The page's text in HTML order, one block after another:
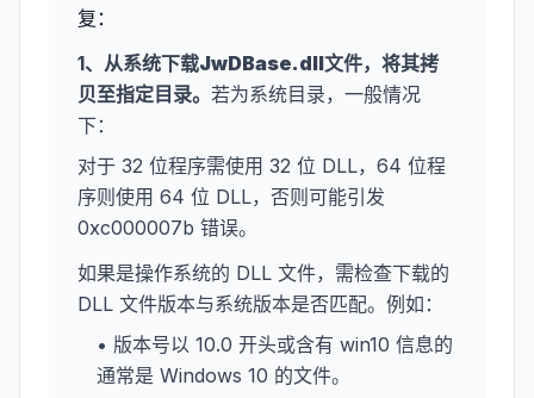
复：
1、从系统下载JwDBase.dll文件，将其拷
贝至指定目录。 若为系统目录，一般情况
下：
对于 32 位程序需使用 32 位 DLL，64 位程
序则使用 64 位 DLL，否则可能引发
0xc000007b 错误。
如果是操作系统的 DLL 文件，需检查下载的
DLL 文件版本与系统版本是否匹配。例如：
• 版本号以 10.0 开头或含有 win10 信息的
通常是 Windows 10 的文件。